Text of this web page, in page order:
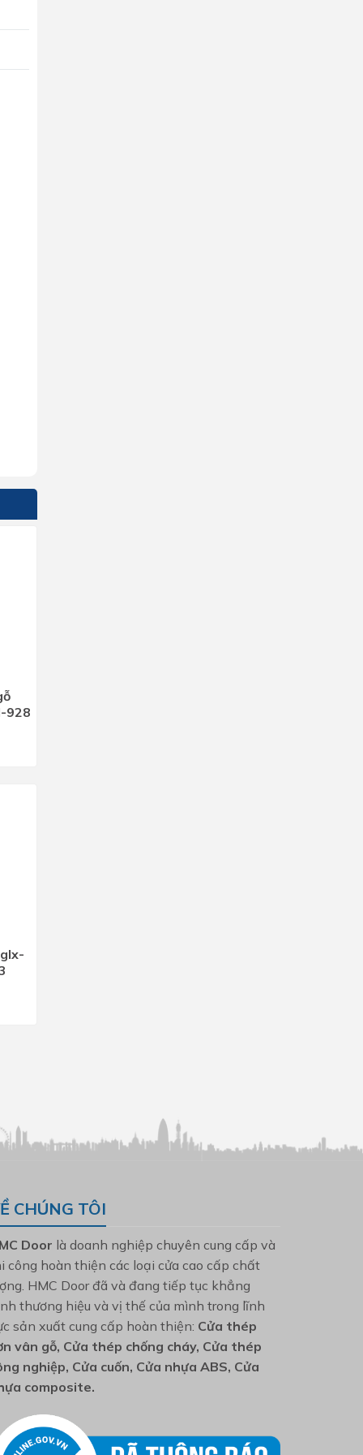
928
CHÚNG TÔI
Door là doanh nghiệp chuyên cung cấp và
công hoàn thiện các loại cửa cao cấp chất
HMC Door đã và đang tiếp tục khẳng
thương hiệu và vị thế của mình trong lĩnh
sản xuất cung cấp hoàn thiện: Cửa thép
vân gỗ, Cửa thép chống cháy, Cửa thép
nghiệp, Cửa cuốn, Cửa nhựa ABS, Cửa
composite.